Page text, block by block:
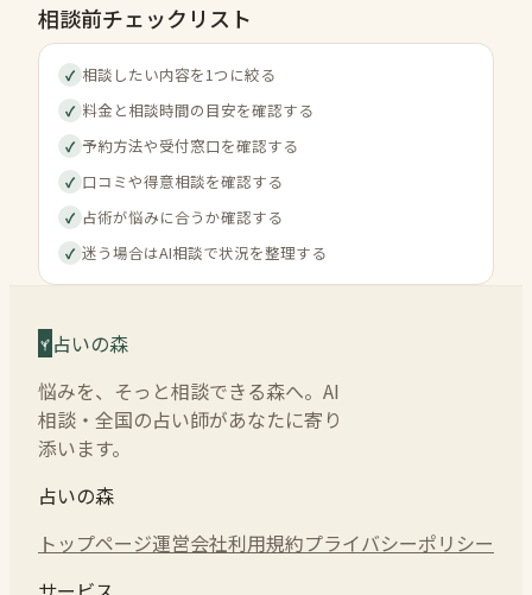
相談前チェックリスト
✓ 相談したい内容を1つに絞る
✓ 料金と相談時間の目安を確認する
✓ 予約方法や受付窓口を確認する
✓ 口コミや得意相談を確認する
✓ 占術が悩みに合うか確認する
✓ 迷う場合はAI相談で状況を整理する
占いの森
悩みを、そっと相談できる森へ。AI
相談・全国の占い師があなたに寄り
添います。
占いの森
トップページ運営会社利用規約プライバシーポリシー